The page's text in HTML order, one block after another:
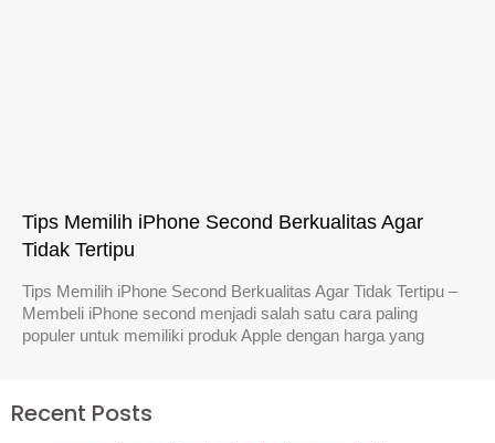
Tips Memilih iPhone Second Berkualitas Agar
Tidak Tertipu
Tips Memilih iPhone Second Berkualitas Agar Tidak Tertipu –
Membeli iPhone second menjadi salah satu cara paling
populer untuk memiliki produk Apple dengan harga yang
Recent Posts